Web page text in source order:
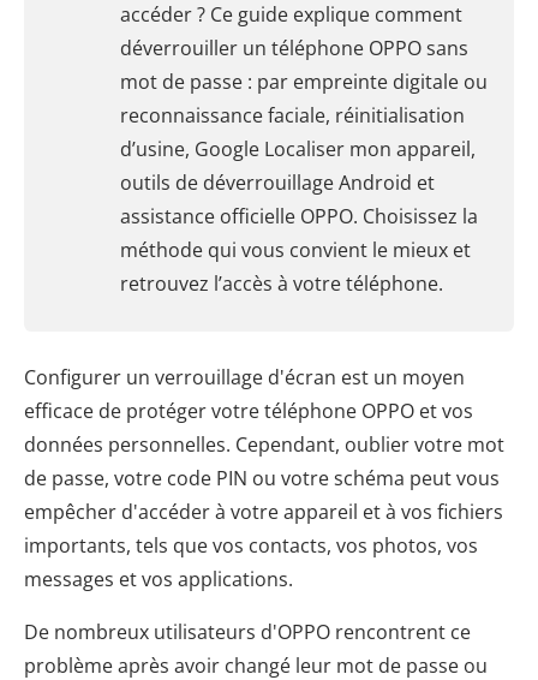
accéder ? Ce guide explique comment
déverrouiller un téléphone OPPO sans
mot de passe : par empreinte digitale ou
reconnaissance faciale, réinitialisation
d’usine, Google Localiser mon appareil,
outils de déverrouillage Android et
assistance officielle OPPO. Choisissez la
méthode qui vous convient le mieux et
retrouvez l’accès à votre téléphone.
Configurer un verrouillage d'écran est un moyen
efficace de protéger votre téléphone OPPO et vos
données personnelles. Cependant, oublier votre mot
de passe, votre code PIN ou votre schéma peut vous
empêcher d'accéder à votre appareil et à vos fichiers
importants, tels que vos contacts, vos photos, vos
messages et vos applications.
De nombreux utilisateurs d'OPPO rencontrent ce
problème après avoir changé leur mot de passe ou